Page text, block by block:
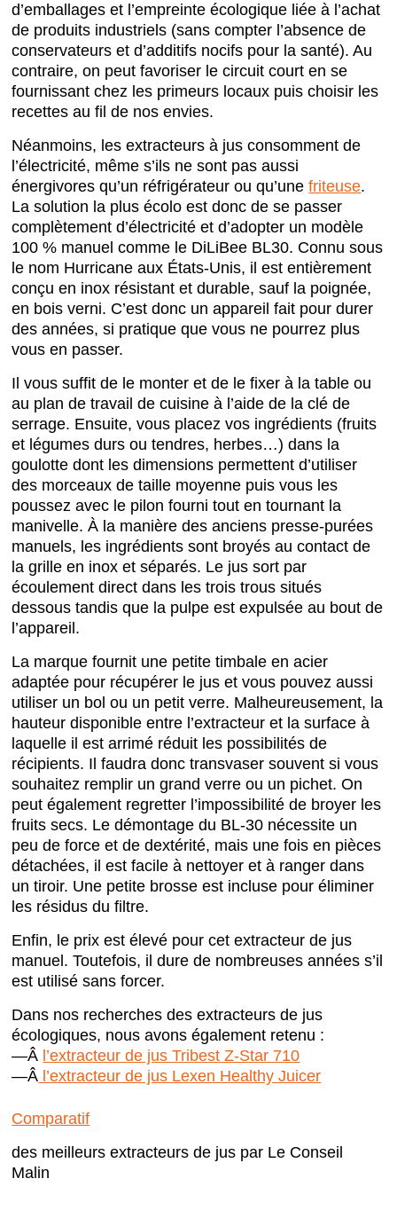
d’emballages et l’empreinte écologique liée à l’achat
de produits industriels (sans compter l’absence de
conservateurs et d’additifs nocifs pour la santé). Au
contraire, on peut favoriser le circuit court en se
fournissant chez les primeurs locaux puis choisir les
recettes au fil de nos envies.
Néanmoins, les extracteurs à jus consomment de
l’électricité, même s’ils ne sont pas aussi
énergivores qu’un réfrigérateur ou qu’unefriteuse.
La solution la plus écolo est donc de se passer
complètement d’électricité et d’adopter un modèle
100 % manuel comme le DiLiBee BL30. Connu sous
le nom Hurricane aux États-Unis, il est entièrement
conçu en inox résistant et durable, sauf la poignée,
en bois verni. C’est donc un appareil fait pour durer
des années, si pratique que vous ne pourrez plus
vous en passer.
Il vous suffit de le monter et de le fixer à la table ou
au plan de travail de cuisine à l’aide de la clé de
serrage. Ensuite, vous placez vos ingrédients (fruits
et légumes durs ou tendres, herbes…) dans la
goulotte dont les dimensions permettent d’utiliser
des morceaux de taille moyenne puis vous les
poussez avec le pilon fourni tout en tournant la
manivelle. À la manière des anciens presse-purées
manuels, les ingrédients sont broyés au contact de
la grille en inox et séparés. Le jus sort par
écoulement direct dans les trois trous situés
dessous tandis que la pulpe est expulsée au bout de
l’appareil.
La marque fournit une petite timbale en acier
adaptée pour récupérer le jus et vous pouvez aussi
utiliser un bol ou un petit verre. Malheureusement, la
hauteur disponible entre l’extracteur et la surface à
laquelle il est arrimé réduit les possibilités de
récipients. Il faudra donc transvaser souvent si vous
souhaitez remplir un grand verre ou un pichet. On
peut également regretter l’impossibilité de broyer les
fruits secs. Le démontage du BL-30 nécessite un
peu de force et de dextérité, mais une fois en pièces
détachées, il est facile à nettoyer et à ranger dans
un tiroir. Une petite brosse est incluse pour éliminer
les résidus du filtre.
Enfin, le prix est élevé pour cet extracteur de jus
manuel. Toutefois, il dure de nombreuses années s’il
est utilisé sans forcer.
Dans nos recherches des extracteurs de jus
écologiques, nous avons également retenu :
—Â l’extracteur de jus Tribest Z-Star 710
—Â l’extracteur de jus Lexen Healthy Juicer
Comparatif
des meilleurs extracteurs de jus par Le Conseil
Malin